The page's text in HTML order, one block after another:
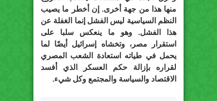
منها هذا من جهة أخرى. إن أخطر ما يصيب
النظم السياسية ليس الفشل إنما الغفلة عن
هذا الفشل. وهو ما ينعكس سلبا على
استقرار مصر، وتخشاه إسرائيل أيضًا لما
يحمل في طياته استعادة الشعب المصري
لقراره بإزالة حكم العسكر الذي أفسد
الاقتصاد والسياسة والمجتمع وكل شيء.